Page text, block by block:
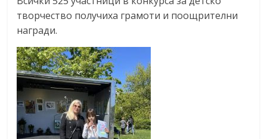
творчество получиха грамоти и поощрителни
награди.